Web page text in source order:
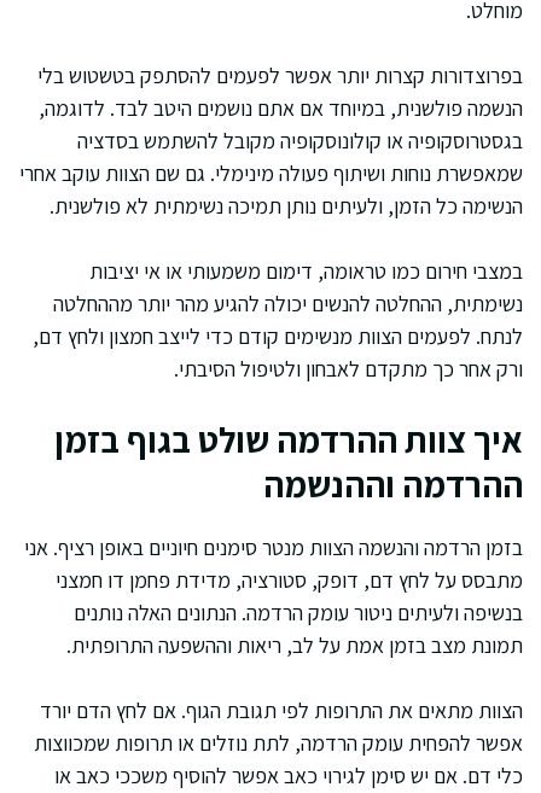
מוחלט.
בפרוצדורות קצרות יותר אפשר לפעמים להסתפק בטשטוש בלי
הנשמה פולשנית, במיוחד אם אתם נושמים היטב לבד. לדוגמה,
בגסטרוסקופיה או קולונוסקופיה מקובל להשתמש בסדציה
שמאפשרת נוחות ושיתוף פעולה מינימלי. גם שם הצוות עוקב אחרי
הנשימה כל הזמן, ולעיתים נותן תמיכה נשימתית לא פולשנית.
במצבי חירום כמו טראומה, דימום משמעותי או אי יציבות
נשימתית, ההחלטה להנשים יכולה להגיע מהר יותר מההחלטה
לנתח. לפעמים הצוות מנשימים קודם כדי לייצב חמצון ולחץ דם,
ורק אחר כך מתקדם לאבחון ולטיפול הסיבתי.
איך צוות ההרדמה שולט בגוף בזמן
ההרדמה וההנשמה
בזמן הרדמה והנשמה הצוות מנטר סימנים חיוניים באופן רציף. אני
מתבסס על לחץ דם, דופק, סטורציה, מדידת פחמן דו חמצני
בנשיפה ולעיתים ניטור עומק הרדמה. הנתונים האלה נותנים
תמונת מצב בזמן אמת על לב, ריאות וההשפעה התרופתית.
הצוות מתאים את התרופות לפי תגובת הגוף. אם לחץ הדם יורד
אפשר להפחית עומק הרדמה, לתת נוזלים או תרופות שמכווצות
כלי דם. אם יש סימן לגירוי כאב אפשר להוסיף משככי כאב או